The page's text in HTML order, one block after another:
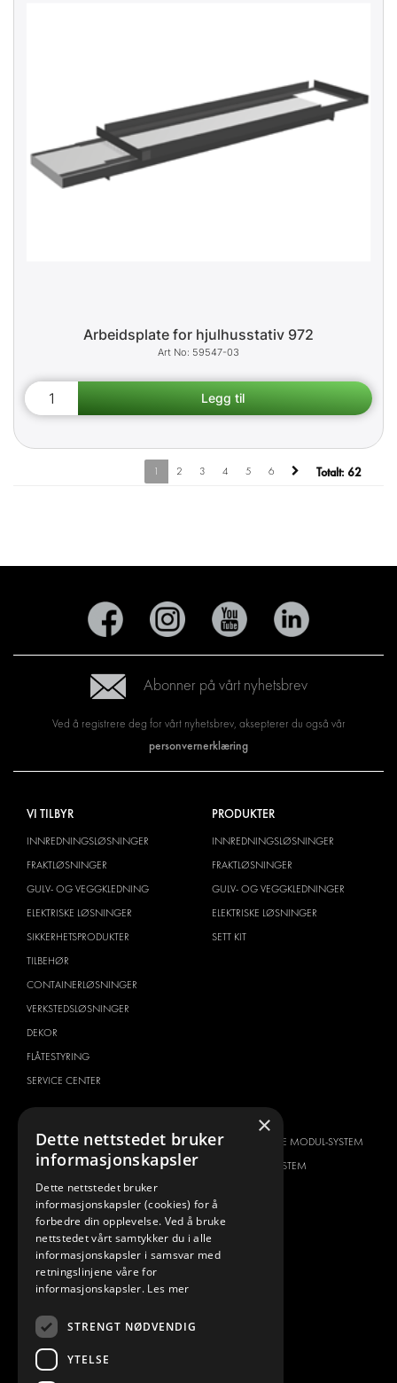
Arbeidsplate for hjulhusstativ 972
59547-03
1 2 3 4 5 6 Totalt: 62
Abonner på vårt nyhetsbrev
Ved å registrere deg for vårt nyhetsbrev, aksepterer du også vår
personvernerklæring
VI TILBYR
INNREDNINGSLØSNINGER
FRAKTLØSNINGER
GULV- OG VEGGKLEDNING
ELEKTRISKE LØSNINGER
SIKKERHETSPRODUKTER
TILBEHØR
CONTAINERLØSNINGER
VERKSTEDSLØSNINGER
DEKOR
FLÅTESTYRING
SERVICE CENTER
PRODUKTER
INNREDNINGSLØSNINGER
FRAKTLØSNINGER
GULV- OG VEGGKLEDNINGER
ELEKTRISKE LØSNINGER
SETT KIT
CITROËN
DACIA
FIAT
HYUNDAI
IVECO
MAN
MERCEDES
NISSAN
HVORFOR VELGE MODUL-SYSTEM
OM MODUL-SYSTEM
×
Dette nettstedet bruker
informasjonskapsler
Dette nettstedet bruker
informasjonskapsler (cookies) for å
forbedre din opplevelse. Ved å bruke
nettstedet vårt samtykker du i alle
informasjonskapsler i samsvar med
retningslinjene våre for
informasjonskapsler. Les mer
STRENGT NØDVENDIG
YTELSE